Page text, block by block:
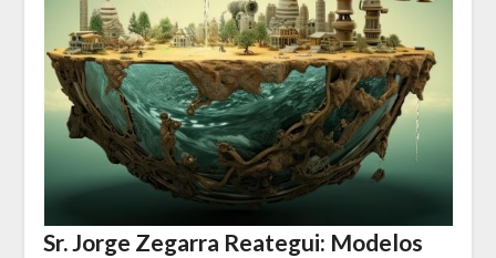
Sr. Jorge Zegarra Reategui: Modelos